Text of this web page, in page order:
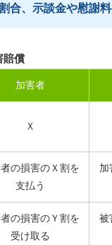
合、示談金や慰謝
賠償
加害者
Ｘ
の損害のＸ割を
支払う
加
の損害のＹ割を
受け取る
被